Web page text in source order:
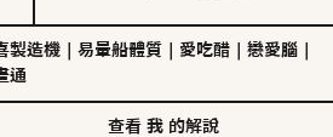
製造機 易暈船體質 愛吃醋 戀愛腦
通
查看 我 的解說